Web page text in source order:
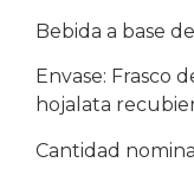
Bebida a base
Envase: Frasco
hojalata
Cantidad